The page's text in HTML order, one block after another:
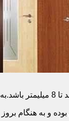
و به هنگام